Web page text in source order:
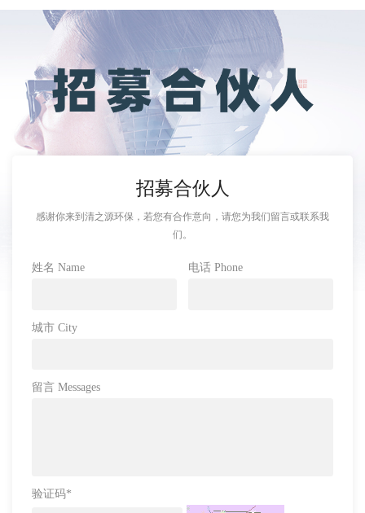
招募合伙人
感谢你来到清之源环保，若您有合作意向，请您为我们留言或联系我
们。
姓名 Name 电话 Phone
城市 City
留言 Messages
验证码*